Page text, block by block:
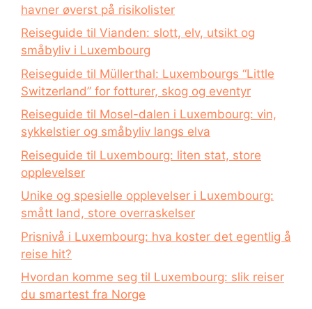
havner øverst på risikolister
Reiseguide til Vianden: slott, elv, utsikt og
småbyliv i Luxembourg
Reiseguide til Müllerthal: Luxembourgs “Little
Switzerland” for fotturer, skog og eventyr
Reiseguide til Mosel-dalen i Luxembourg: vin,
sykkelstier og småbyliv langs elva
Reiseguide til Luxembourg: liten stat, store
opplevelser
Unike og spesielle opplevelser i Luxembourg:
smått land, store overraskelser
Prisnivå i Luxembourg: hva koster det egentlig å
reise hit?
Hvordan komme seg til Luxembourg: slik reiser
du smartest fra Norge